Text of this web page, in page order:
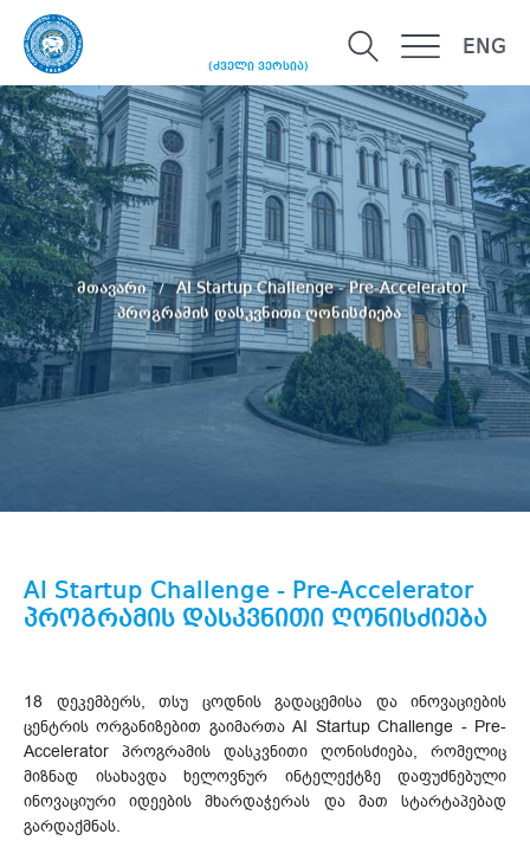
(ძველი ვერსია)
ENG
მთავარი
AI Startup Challenge - Pre-Accelerator
პროგრამის დასკვნითი ღონისძიება
AI Startup Challenge - Pre-Accelerator
პროგრამის დასკვნითი ღონისძიება
18 დეკემბერს, თსუ ცოდნის გადაცემისა და ინოვაციების
ცენტრის ორგანიზებით გაიმართა AI Startup Challenge - Pre-
Accelerator პროგრამის დასკვნითი ღონისძიება, რომელიც
მიზნად ისახავდა ხელოვნურ ინტელექტზე დაფუძნებული
ინოვაციური იდეების მხარდაჭერას და მათ სტარტაპებად
გარდაქმნას.